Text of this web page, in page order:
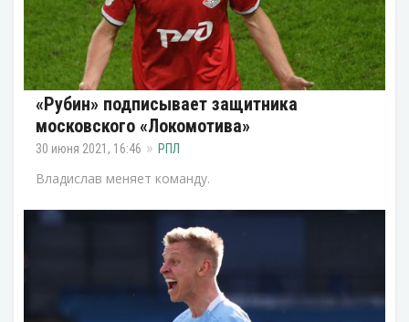
«Рубин» подписывает защитника
московского «Локомотива»
30 июня 2021, 16:46 РПЛ
Владислав меняет команду.